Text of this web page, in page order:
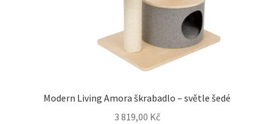
Modern Living Amora škrabadlo – světle šedé
3 819,00 Kč